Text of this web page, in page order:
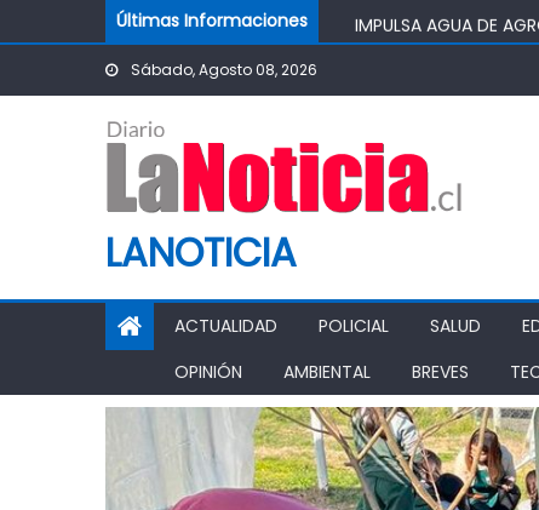
Skip to contentÚltimas Informaciones
IMPULSA AGUA DE
POTABLE DE LA
PASO PEHUENCHE
SIGUEN LOS CIERRES
PROHIBICIÓN DE
Sábado, Agosto 08, 2026
LANOTICIA
ACTUALIDAD POLICIAL SALUD
OPINIÓN
AMBIENTAL BREVES